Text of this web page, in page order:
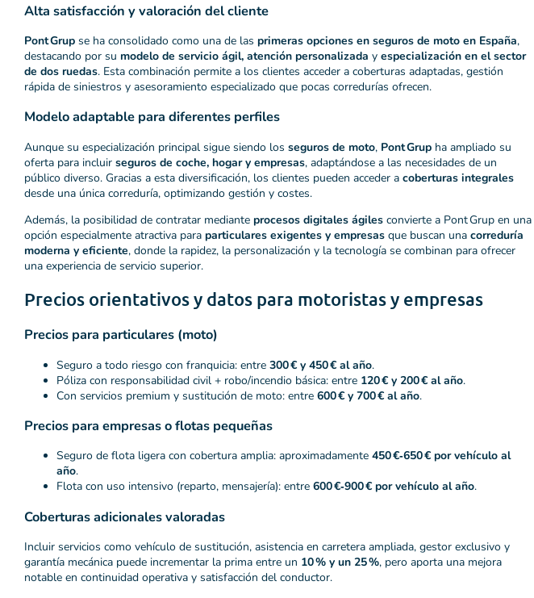
Alta satisfacción y valoración del cliente
Pont Grup se ha consolidado como una de las primeras opciones en seguros de moto en España,
destacando por su modelo de servicio ágil, atención personalizada y especialización en el sector
de dos ruedas. Esta combinación permite a los clientes acceder a coberturas adaptadas, gestión
rápida de siniestros y asesoramiento especializado que pocas corredurías ofrecen.
Modelo adaptable para diferentes perfiles
Aunque su especialización principal sigue siendo los seguros de moto, Pont Grup ha ampliado su
oferta para incluir seguros de coche, hogar y empresas, adaptándose a las necesidades de un
público diverso. Gracias a esta diversificación, los clientes pueden acceder a coberturas integrales
desde una única correduría, optimizando gestión y costes.
Además, la posibilidad de contratar mediante procesos digitales ágiles convierte a Pont Grup en una
opción especialmente atractiva para particulares exigentes y empresas que buscan una correduría
moderna y eficiente, donde la rapidez, la personalización y la tecnología se combinan para ofrecer
una experiencia de servicio superior.
Precios orientativos y datos para motoristas y empresas
Precios para particulares (moto)
Seguro a todo riesgo con franquicia: entre 300 € y 450 € al año.
Póliza con responsabilidad civil + robo/incendio básica: entre 120 € y 200 € al año.
Con servicios premium y sustitución de moto: entre 600 € y 700 € al año.
Precios para empresas o flotas pequeñas
Seguro de flota ligera con cobertura amplia: aproximadamente 450 €‑650 € por vehículo al
año.
Flota con uso intensivo (reparto, mensajería): entre 600 €‑900 € por vehículo al año.
Coberturas adicionales valoradas
Incluir servicios como vehículo de sustitución, asistencia en carretera ampliada, gestor exclusivo y
garantía mecánica puede incrementar la prima entre un 10 % y un 25 %, pero aporta una mejora
notable en continuidad operativa y satisfacción del conductor.